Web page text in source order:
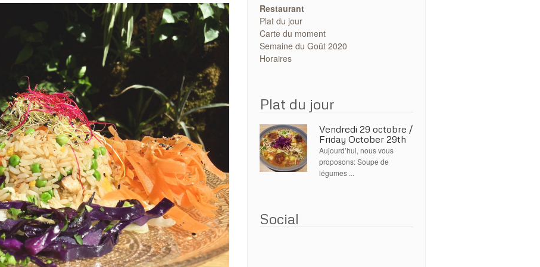
Restaurant
Plat du jour
Carte du moment
Semaine du Goût 2020
Horaires
Plat du jour
Vendredi 29 octobre /
Friday October 29th
Aujourd’hui, nous vous
proposons: Soupe de
légumes ...
Social